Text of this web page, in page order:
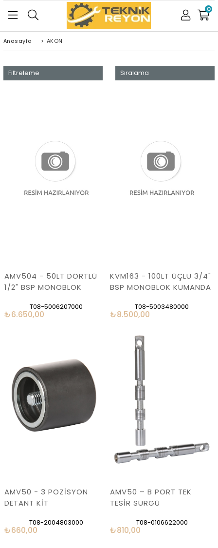
0
Anasayfa > AKON
Filtreleme Sıralama
AMV504 - 50LT DÖRTLÜ
1/2" BSP MONOBLOK
T08-5006207000
₺6.650,00
KVM163 - 100LT ÜÇLÜ 3/4"
BSP MONOBLOK KUMANDA
T08-5003480000
₺8.500,00
AMV50 - 3 POZİSYON
DETANT KİT
T08-2004803000
₺660,00
AMV50 – B PORT TEK
TESİR SÜRGÜ
T08-0106622000
₺810,00